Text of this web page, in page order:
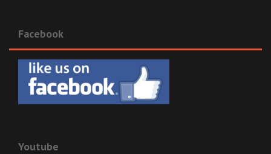
Facebook
Youtube